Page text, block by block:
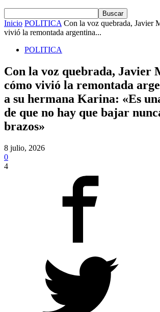
Inicio POLITICA Con la voz quebrada, Javier
vivió la remontada argentina...
POLITICA
Con la voz quebrada, Javier
cómo vivió la remontada
a su hermana Karina: «Es
de que no hay que bajar
brazos»
8 julio, 2026
0
4